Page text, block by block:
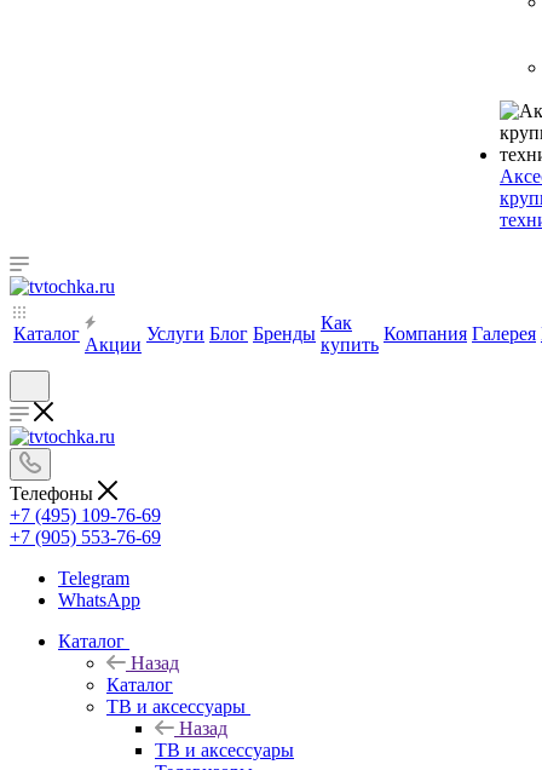
Каталог
Акции
Услуги Блог Бренды
Как
купить
Компания Галерея
Телефоны
+7 (495) 109-76-69
+7 (905) 553-76-69
Telegram
WhatsApp
Каталог
Назад
Каталог
ТВ и аксессуары
Назад
ТВ и аксессуары